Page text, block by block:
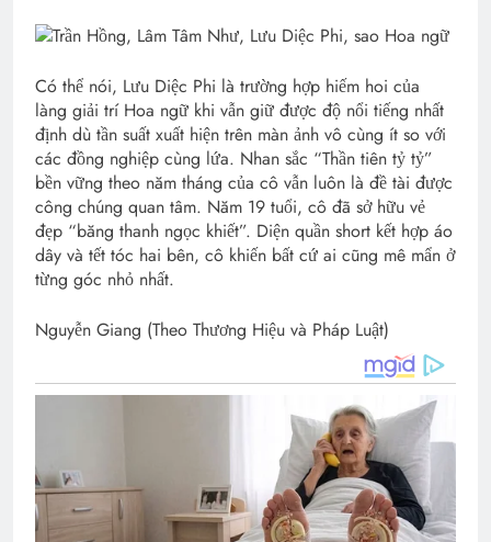
Có thể nói, Lưu Diệc Phi là trường hợp hiếm hoi của
làng giải trí Hoa ngữ khi vẫn giữ được độ nổi tiếng nhất
định dù tần suất xuất hiện trên màn ảnh vô cùng ít so với
các đồng nghiệp cùng lứa. Nhan sắc “Thần tiên tỷ tỷ”
bền vững theo năm tháng của cô vẫn luôn là đề tài được
công chúng quan tâm. Năm 19 tuổi, cô đã sở hữu vẻ
đẹp “băng thanh ngọc khiết”. Diện quần short kết hợp áo
dây và tết tóc hai bên, cô khiến bất cứ ai cũng mê mẩn ở
từng góc nhỏ nhất.
Nguyễn Giang (Theo Thương Hiệu và Pháp Luật)